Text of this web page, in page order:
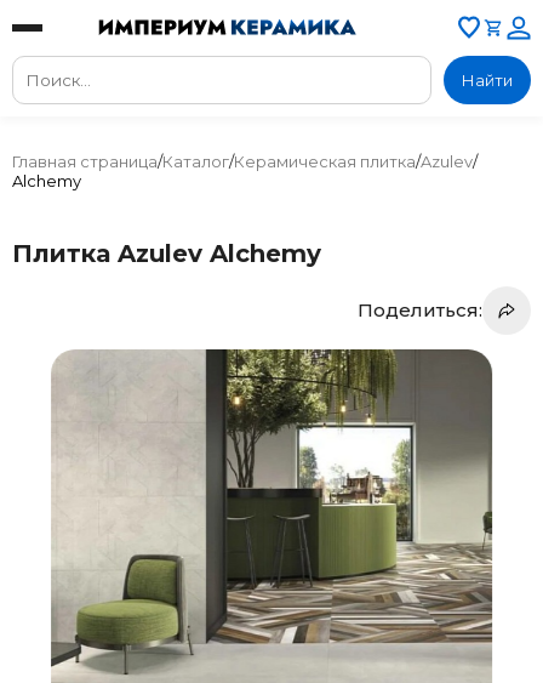
Найти
Главная страница/Каталог/Керамическая плитка/Azulev/
Alchemy
Плитка Azulev Alchemy
Поделиться: